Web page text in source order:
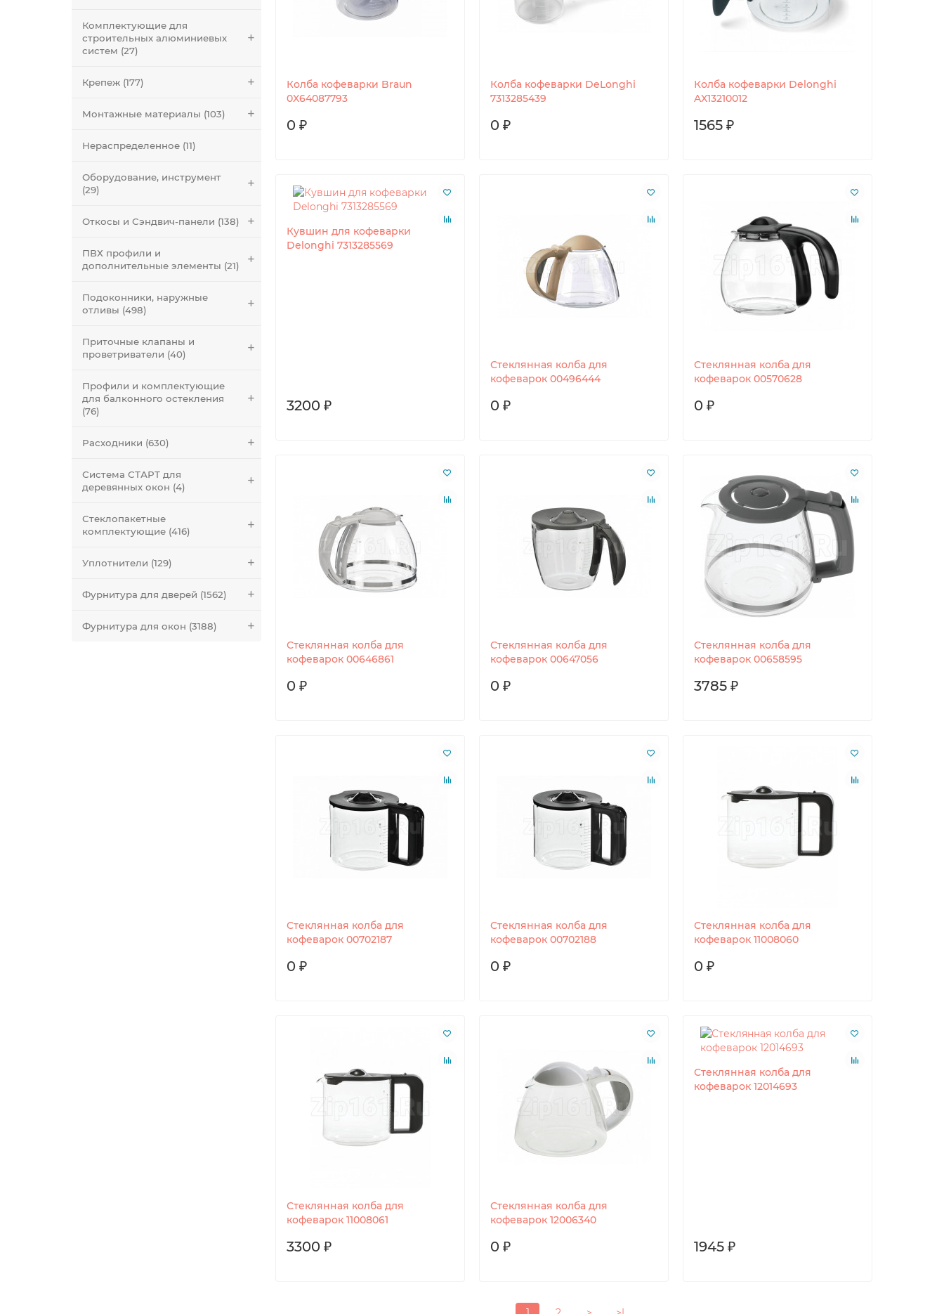
Комплектующие для
строительных алюминиевых
систем (27)
Крепеж (177)
Монтажные материалы (103)
Нераспределенное (11)
Оборудование, инструмент
(29)
Откосы и Сэндвич-панели (138)
ПВХ профили и
дополнительные элементы (21)
Подоконники, наружные
отливы (498)
Приточные клапаны и
проветриватели (40)
Профили и комплектующие
для балконного остекления
(76)
Расходники (630)
Система СТАРТ для
деревянных окон (4)
Стеклопакетные
комплектующие (416)
Уплотнители (129)
Фурнитура для дверей (1562)
Фурнитура для окон (3188)
Колба кофеварки Braun
0X64087793
0 ₽
Колба кофеварки DeLonghi
7313285439
0 ₽
Колба кофеварки Delonghi
AX13210012
1565 ₽
Кувшин для кофеварки
Delonghi 7313285569
3200 ₽
Стеклянная колба для
кофеварок 00496444
0 ₽
Стеклянная колба для
кофеварок 00570628
0 ₽
Стеклянная колба для
кофеварок 00646861
0 ₽
Стеклянная колба для
кофеварок 00647056
0 ₽
Стеклянная колба для
кофеварок 00658595
3785 ₽
Стеклянная колба для
кофеварок 00702187
0 ₽
Стеклянная колба для
кофеварок 00702188
0 ₽
Стеклянная колба для
кофеварок 11008060
0 ₽
Стеклянная колба для
кофеварок 11008061
3300 ₽
Стеклянная колба для
кофеварок 12006340
0 ₽
Стеклянная колба для
кофеварок 12014693
1945 ₽